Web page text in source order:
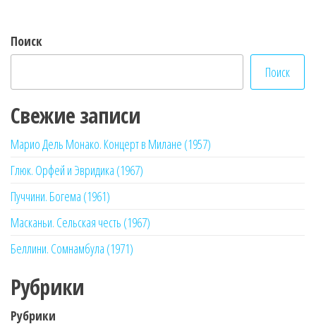
Поиск
Поиск
Свежие записи
Марио Дель Монако. Концерт в Милане (1957)
Глюк. Орфей и Эвридика (1967)
Пуччини. Богема (1961)
Масканьи. Сельская честь (1967)
Беллини. Сомнамбула (1971)
Рубрики
Рубрики